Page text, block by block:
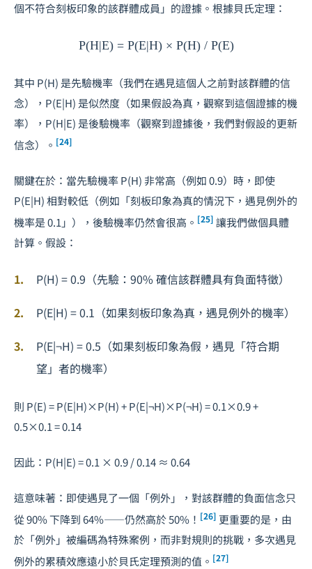
個不符合刻板印象的該群體成員」的證據。根據貝氏定理：
P(H|E) = P(E|H) × P(H) / P(E)
其中 P(H) 是先驗機率（我們在遇見這個人之前對該群體的信
念），P(E|H) 是似然度（如果假設為真，觀察到這個證據的機
率），P(H|E) 是後驗機率（觀察到證據後，我們對假設的更新
信念）。 [24]
關鍵在於：當先驗機率 P(H) 非常高（例如 0.9）時，即使
P(E|H) 相對較低（例如「刻板印象為真的情況下，遇見例外的
機率是 0.1」），後驗機率仍然會很高。 [25] 讓我們做個具體
計算。假設：
P(H) = 0.9（先驗：90% 確信該群體具有負面特徵）
P(E|H) = 0.1（如果刻板印象為真，遇見例外的機率）
P(E|¬H) = 0.5（如果刻板印象為假，遇見「符合期
望」者的機率）
則 P(E) = P(E|H)×P(H) + P(E|¬H)×P(¬H) = 0.1×0.9 +
0.5×0.1 = 0.14
因此：P(H|E) = 0.1 × 0.9 / 0.14 ≈ 0.64
這意味著：即使遇見了一個「例外」，對該群體的負面信念只
從 90% 下降到 64%——仍然高於 50%！ [26] 更重要的是，由
於「例外」被編碼為特殊案例，而非對規則的挑戰，多次遇見
例外的累積效應遠小於貝氏定理預測的值。 [27]